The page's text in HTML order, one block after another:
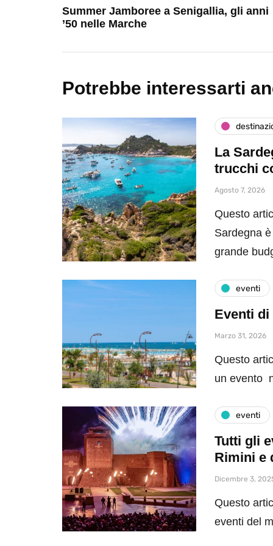
Summer Jamboree a Senigallia, gli anni
’50 nelle Marche
Potrebbe interessarti
La
trucchi
Agosto 7, 2026
Questo
Sardegna
grande
eventi
Eventi di
Marzo 31, 2026
Questo
un evento
eventi
Tutti gli
Rimini e
Dicembre 3,
Questo
eventi del